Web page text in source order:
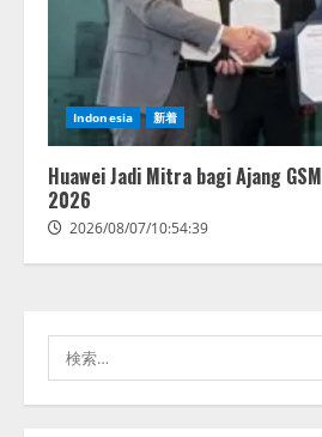
Indonesia 新着
Huawei Jadi Mitra bagi Ajang
2026
2026/08/07/10:54:39
索: